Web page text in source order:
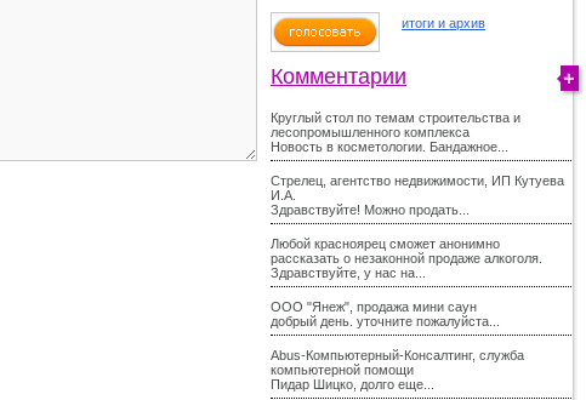
итоги и архив
Комментарии
Круглый стол по темам строительства и
лесопромышленного комплекса
Новость в косметологии. Бандажное...
Стрелец, агентство недвижимости, ИП Кутуева
И.А.
Здравствуйте! Можно продать...
Любой красноярец сможет анонимно
рассказать о незаконной продаже алкоголя.
Здравствуйте, у нас на...
ООО "Янеж", продажа мини саун
добрый день. уточните пожалуйста...
Abus-Компьютерный-Консалтинг, служба
компьютерной помощи
Пидар Шицко, долго еще...